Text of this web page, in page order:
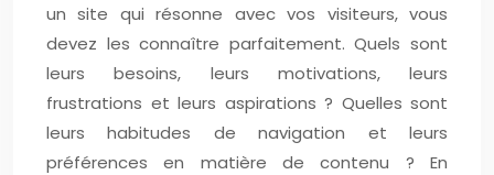
un site qui résonne avec vos visiteurs, vous
devez les connaître parfaitement. Quels sont
leurs besoins, leurs motivations, leurs
frustrations et leurs aspirations ? Quelles sont
leurs habitudes de navigation et leurs
préférences en matière de contenu ? En